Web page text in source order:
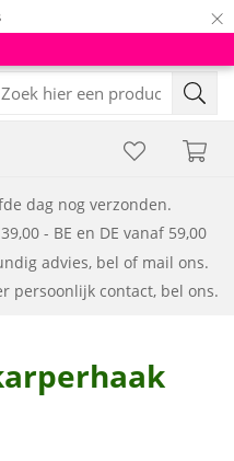
×
dag nog verzonden.
- BE en DE vanaf 59,00
advies, bel of mail ons.
persoonlijk contact, bel ons.